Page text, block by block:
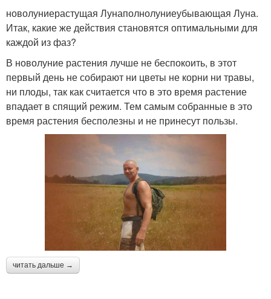
новолуниерастущая Лунаполнолуниеубывающая Луна.
Итак, какие же действия становятся оптимальными для
каждой из фаз?
В новолуние растения лучше не беспокоить, в этот
первый день не собирают ни цветы не корни ни травы,
ни плоды, так как считается что в это время растение
впадает в спящий режим. Тем самым собранные в это
время растения бесполезны и не принесут пользы.
читать дальше →